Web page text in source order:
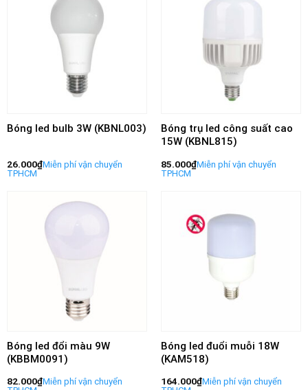
Bóng led bulb 3W (KBNL003)
26.000₫
Bóng trụ led công suất cao
15W (KBNL815)
85.000₫
Bóng led đổi màu 9W
(KBBM0091)
82.000₫
Bóng led đuổi muỗi 18W
(KAM518)
164.000₫